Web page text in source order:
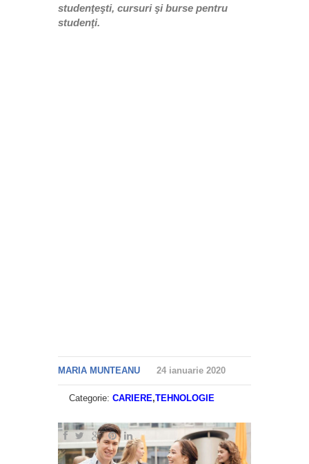
studenţeşti, cursuri şi burse pentru
studenţi.
MARIA MUNTEANU 24 ianuarie 2020
Categorie: CARIERE,TEHNOLOGIE